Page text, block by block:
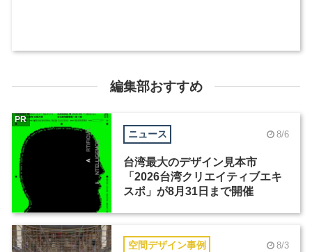
編集部おすすめ
ニュース 8/6
台湾最大のデザイン見本市
「2026台湾クリエイティブエキ
スポ」が8月31日まで開催
PR
空間デザイン事例 8/3